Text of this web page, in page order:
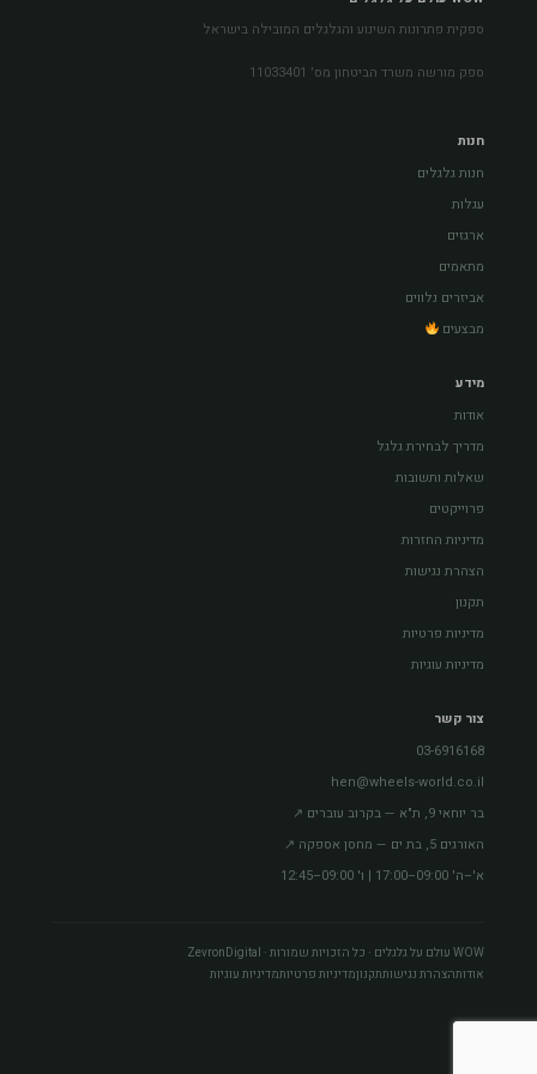
ספקית פתרונות השינוע והגלגלים המובילה בישראל
ספק מורשה משרד הביטחון מס׳ 11033401
חנות
חנות גלגלים
עגלות
ארגזים
מתאמים
אביזרים נלווים
מבצעים
מידע
אודות
מדריך לבחירת גלגל
שאלות ותשובות
פרוייקטים
מדיניות החזרות
הצהרת נגישות
תקנון
מדיניות פרטיות
מדיניות עוגיות
צור קשר
03-6916168
hen@wheels-world.co.il
בר יוחאי 9, ת"א — בקרוב עוברים ↗
האורגים 5, בת ים — מחסן אספקה ↗
א'–ה' 09:00–17:00 | ו' 09:00–12:45
WOW עולם על גלגלים · כל הזכויות שמורות · ZevronDigital
אודותהצהרת נגישותתקנוןמדיניות פרטיותמדיניות עוגיות